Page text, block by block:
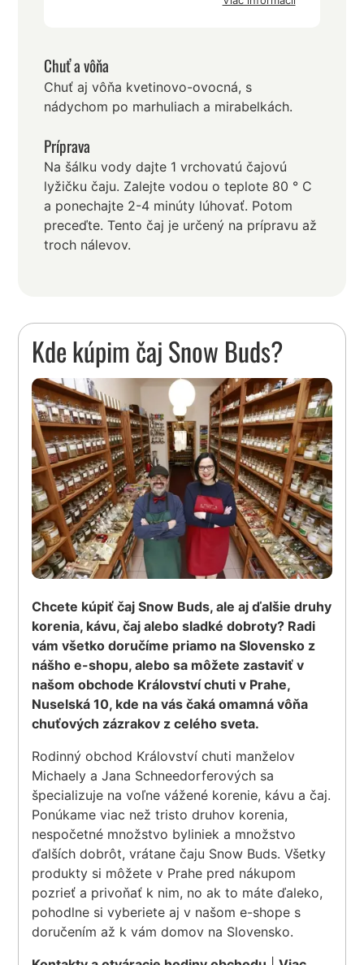
Chuť a vôňa
Chuť aj vôňa kvetinovo-ovocná, s
nádychom po marhuliach a mirabelkách.
Príprava
Na šálku vody dajte 1 vrchovatú čajovú
lyžičku čaju. Zalejte vodou o teplote 80 ° C
a ponechajte 2-4 minúty lúhovať. Potom
preceďte. Tento čaj je určený na prípravu až
troch nálevov.
Kde kúpim čaj Snow Buds?
Chcete kúpiť čaj Snow Buds, ale aj ďalšie druhy
korenia, kávu, čaj alebo sladké dobroty? Radi
vám všetko doručíme priamo na Slovensko z
nášho e-shopu, alebo sa môžete zastaviť v
našom obchode Království chuti v Prahe,
Nuselská 10, kde na vás čaká omamná vôňa
chuťových zázrakov z celého sveta.
Rodinný obchod Království chuti manželov
Michaely a Jana Schneedorferových sa
špecializuje na voľne vážené korenie, kávu a čaj.
Ponúkame viac než tristo druhov korenia,
nespočetné množstvo byliniek a množstvo
ďalších dobrôt, vrátane čaju Snow Buds. Všetky
produkty si môžete v Prahe pred nákupom
pozrieť a privoňať k nim, no ak to máte ďaleko,
pohodlne si vyberiete aj v našom e-shope s
doručením až k vám domov na Slovensko.